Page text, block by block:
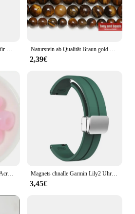
14mm Smart Watch Armband für Garmin Lilie Armband Armband Frauen weichen Silikon Sport Armband Garmin lily Uhr Zubehör Naturstein ab Qualität Braun gold Farbe Tigerauge Achat runde lose Perlen 15 "Strang 3 4 6 8 10 12 14mm Pick größe
2,39€
50 teile/los 14mm runde bunte Acryl perlen großes Loch Abstand halter lose Perlen für DIY Handwerk Ornament machen Kleidung finden Accesso Magnets chnalle Garmin Lily2 Uhren armband Sport Universal Original Silikon 14mm atmungsaktives Silikon für Garmin Lilie 2 14mm
3,45€